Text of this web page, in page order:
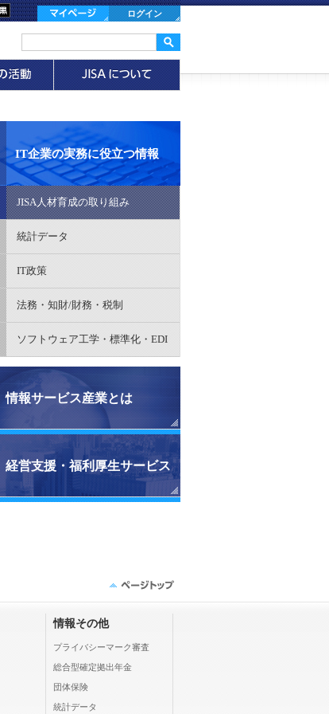
ログイン
IT企業の実務に役立つ情報
JISA人材育成の取り組み
統計データ
IT政策
法務・知財/財務・税制
ソフトウェア工学・標準化・EDI
情報サービス産業とは
経営支援・福利厚生サービス
情報その他
プライバシーマーク審査
総合型確定拠出年金
団体保険
統計データ